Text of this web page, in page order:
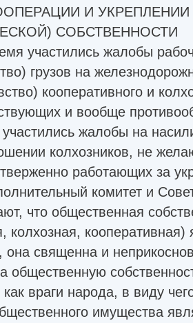
И
СОБСТВЕННОСТИ
участились жалобы
грузов на
кооперативного и
и вообще
жалобы на
колхозников, не
работающих за
комитет и
что общественная
колхозная, кооперативная)
она священна и
общественную
враги народа, в виду
имущества